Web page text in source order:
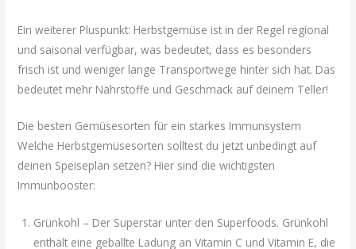
Ein weiterer Pluspunkt: Herbstgemüse ist in der Regel regional
und saisonal verfügbar, was bedeutet, dass es besonders
frisch ist und weniger lange Transportwege hinter sich hat. Das
bedeutet mehr Nährstoffe und Geschmack auf deinem Teller!
Die besten Gemüsesorten für ein starkes Immunsystem
Welche Herbstgemüsesorten solltest du jetzt unbedingt auf
deinen Speiseplan setzen? Hier sind die wichtigsten
Immunbooster:
Grünkohl – Der Superstar unter den Superfoods. Grünkohl
enthält eine geballte Ladung an Vitamin C und Vitamin E, die